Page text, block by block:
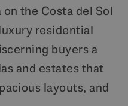
the Costa del Sol
residential
buyers a
and estates that
layouts, and